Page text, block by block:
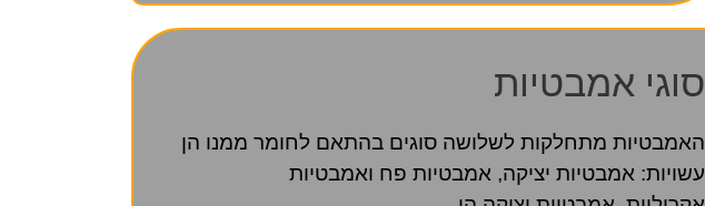
סוגי אמבטיות
האמבטיות מתחלקות לשלושה סוגים בהתאם לחומר ממנו הן
עשויות: אמבטיות יציקה, אמבטיות פח ואמבטיות